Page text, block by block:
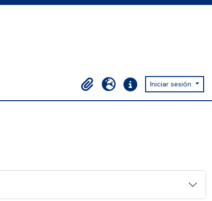
Portapapeles
Idioma Enlaces rápidos
Iniciar sesión